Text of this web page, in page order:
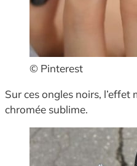
© Pinterest
Sur ces ongles noirs,
chromée sublime.